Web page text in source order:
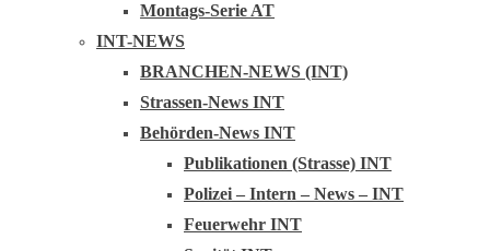
Montags-Serie AT
INT-NEWS
BRANCHEN-NEWS (INT)
Strassen-News INT
Behörden-News INT
Publikationen (Strasse) INT
Polizei – Intern – News – INT
Feuerwehr INT